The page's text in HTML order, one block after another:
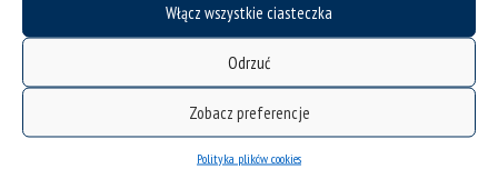
Włącz wszystkie ciasteczka
Odrzuć
Zobacz preferencje
Polityka plików cookies